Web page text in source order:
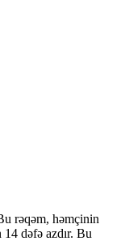
rəqəm, həmçinin
dəfə azdır. Bu